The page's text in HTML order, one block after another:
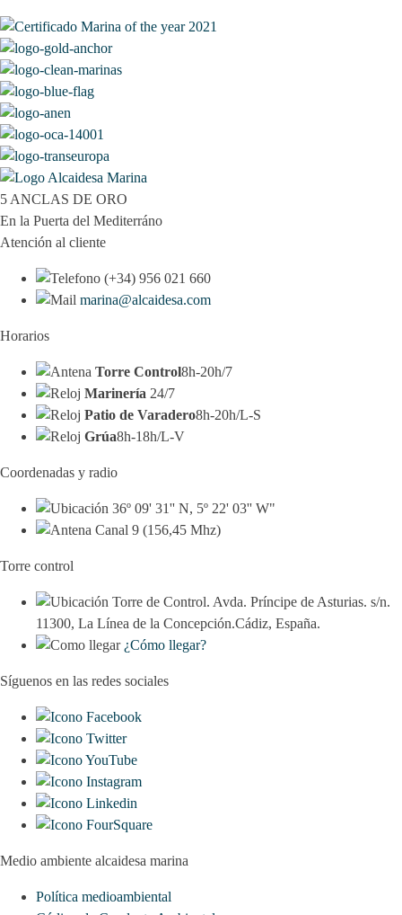
5 ANCLAS DE ORO
En la Puerta del Mediterráno
Atención al cliente
(+34) 956 021 660
marina@alcaidesa.com
Horarios
Torre Control8h-20h/7
Marinería 24/7
Patio de Varadero8h-20h/L-S
Grúa8h-18h/L-V
Coordenadas y radio
36º 09' 31'' N, 5º 22' 03'' W"
Canal 9 (156,45 Mhz)
Torre control
Torre de Control. Avda. Príncipe de Asturias. s/n.
11300, La Línea de la Concepción.Cádiz, España.
¿Cómo llegar?
Síguenos en las redes sociales
Medio ambiente alcaidesa marina
Política medioambiental